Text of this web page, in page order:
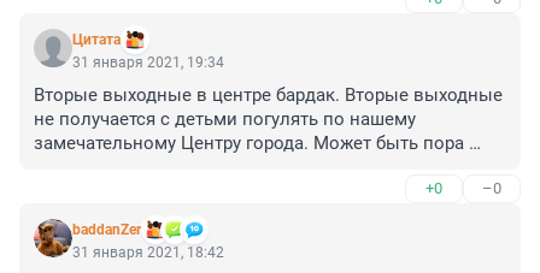
хозяин.
А по факту - меня задержали у ТЮЗ - то есть никакого
нарушения я не совершил. Невский перекрыли менты
просто потому что могут. И срать им на права всех
граждан - и на сторонников Навального,и на
сторонников Путина и на аполитичных - перекрыли
Цитата
31 января 2021, 19:34
Вторые выходные в центре бардак. Вторые выходные
не получается с детьми погулять по нашему
замечательному Центру города. Может быть пора
+0 –0
baddanZer
31 января 2021, 18:42